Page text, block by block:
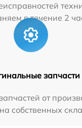
в течение 2
запчасти
от
собственных